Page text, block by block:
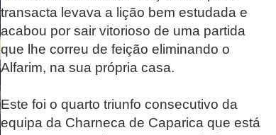
transacta levava a lição bem estudada e
acabou por sair vitorioso de uma partida
que lhe correu de feição eliminando o
Alfarim, na sua própria casa.
Este foi o quarto triunfo consecutivo da
equipa da Charneca de Caparica que está